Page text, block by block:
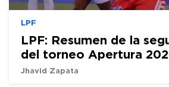
LPF
LPF: Resumen de la
del torneo Apertura
Jhavid Zapata